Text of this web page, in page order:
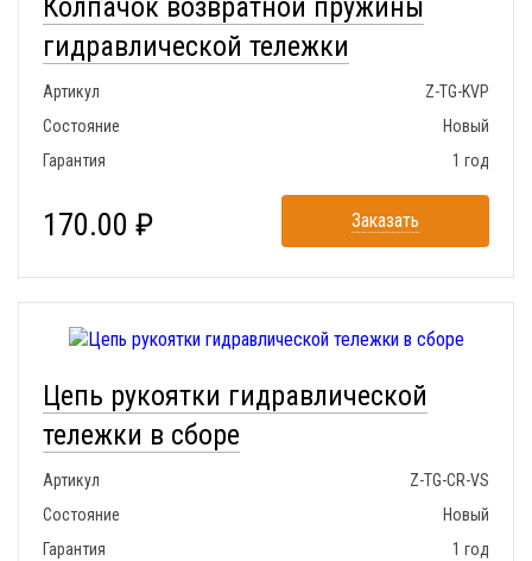
Колпачок возвратной пружины
гидравлической тележки
Артикул
Z-TG-KVP
Состояние
Новый
Гарантия
1 год
170.00 ₽ Заказать
Цепь рукоятки гидравлической
тележки в сборе
Артикул
Z-TG-CR-VS
Состояние
Новый
Гарантия
1 год